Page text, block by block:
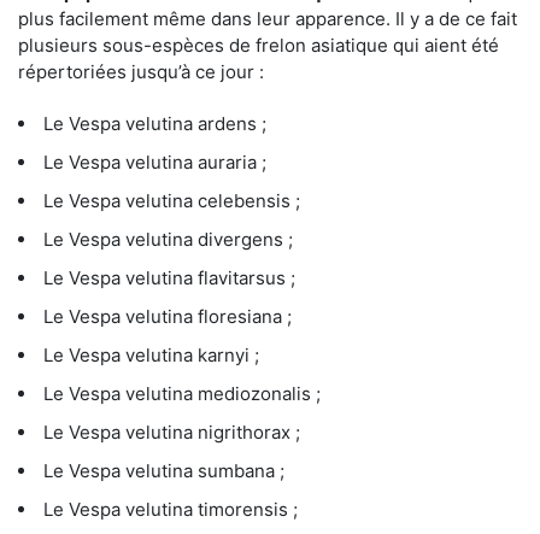
plus facilement même dans leur apparence. Il y a de ce fait
plusieurs sous-espèces de frelon asiatique qui aient été
répertoriées jusqu’à ce jour :
Le Vespa velutina ardens ;
Le Vespa velutina auraria ;
Le Vespa velutina celebensis ;
Le Vespa velutina divergens ;
Le Vespa velutina flavitarsus ;
Le Vespa velutina floresiana ;
Le Vespa velutina karnyi ;
Le Vespa velutina mediozonalis ;
Le Vespa velutina nigrithorax ;
Le Vespa velutina sumbana ;
Le Vespa velutina timorensis ;